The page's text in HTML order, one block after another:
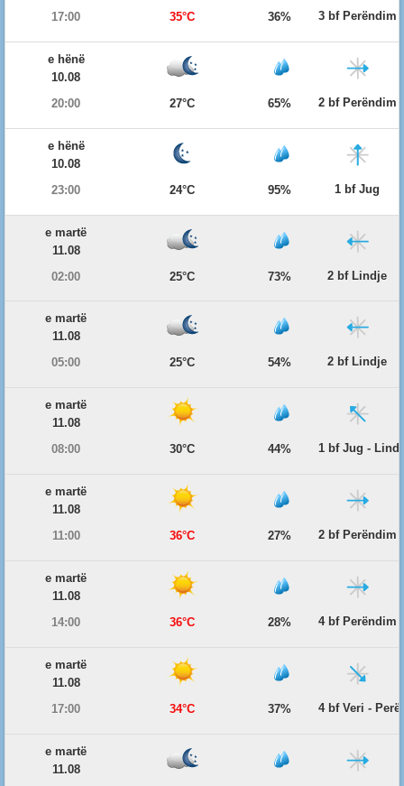
17:00 35°C 36% 3 bf Perëndim
e hënë
10.08
20:00
27°C 65% 2 bf Perëndim
e hënë
10.08
23:00
24°C 95% 1 bf Jug
e martë
11.08
02:00
25°C 73% 2 bf Lindje
e martë
11.08
05:00
25°C 54% 2 bf Lindje
e martë
11.08
08:00
30°C 44% 1 bf Jug -
e martë
11.08
11:00
36°C 27% 2 bf Perëndim
e martë
11.08
14:00
36°C 28% 4 bf Perëndim
e martë
11.08
17:00
34°C 37% 4 bf Veri -
e martë
11.08